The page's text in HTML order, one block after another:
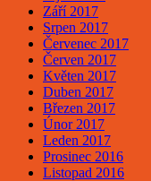
Září 2017
Srpen 2017
Červenec 2017
Červen 2017
Květen 2017
Duben 2017
Březen 2017
Únor 2017
Leden 2017
Prosinec 2016
Listopad 2016